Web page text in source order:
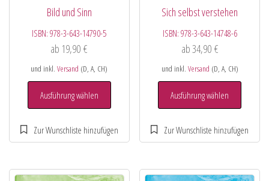
Bild und Sinn
ISBN:978-3-643-14790-5
ab 19,90€
und inkl.Versand (D, A, CH)
Ausführung wählen
Sich selbst verstehen
ISBN: 978-3-643-14748-6
ab34,90 €
und inkl. Versand (D, A, CH)
Ausführung wählen